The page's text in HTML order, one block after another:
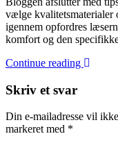
vælge kvalitetsmaterialer
igennem opfordres
komfort og den
Continue reading
Skriv et svar
Din e-mailadresse vil
markeret med *